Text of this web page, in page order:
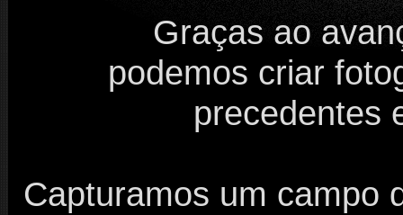
Graças ao
podemos criar
precedentes
Capturamos um campo